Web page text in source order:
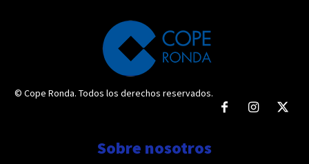
© Cope Ronda. Todos los derechos reservados.
Sobre nosotros